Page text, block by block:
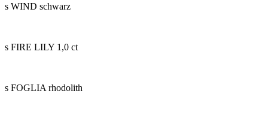
s WIND schwarz
s FIRE LILY 1,0 ct
s FOGLIA rhodolith